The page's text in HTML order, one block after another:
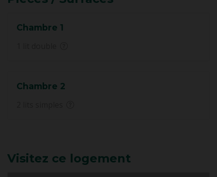
Chambre 1
Chambre 2
Visitez ce logement